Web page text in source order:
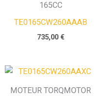
165CC
TE0165CW260AAAB
735,00 €
MOTEUR TORQMOTOR